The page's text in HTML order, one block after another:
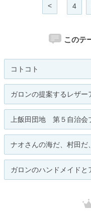
< 4
このテ
コトコト
ガロンの提案するレザー
上飯田団地 第５自治会
ナオさんの海だ、村田だ
ガロンのハンドメイドと